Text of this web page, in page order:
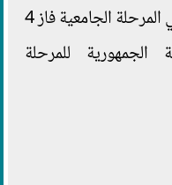
وصعودهم لبطولة الجمهورية، وفي المرحلة الجامعية فاز 4
للمرحلة